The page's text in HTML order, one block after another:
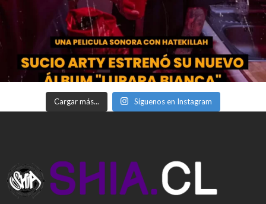
Cargar más... Síguenos en Instagram